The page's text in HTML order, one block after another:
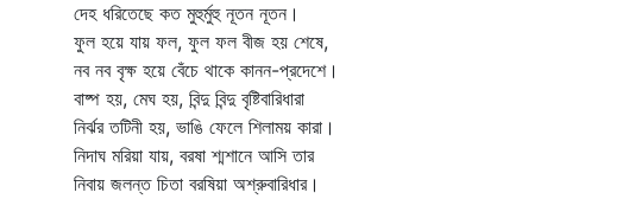
দেহ ধরিতেছে কত মুহুর্মুহু নূতন নূতন।
ফুল হয়ে যায় ফল, ফুল ফল বীজ হয় শেষে,
নব নব বৃক্ষ হয়ে বেঁচে থাকে কানন-প্রদেশে।
বাষ্প হয়, মেঘ হয়, বিন্দু বিন্দু বৃষ্টিবারিধারা
নির্ঝর তটিনী হয়, ভাঙি ফেলে শিলাময় কারা।
নিদাঘ মরিয়া যায়, বরষা শ্মশানে আসি তার
নিবায় জলন্ত চিতা বরষিয়া অশ্রুবারিধার।